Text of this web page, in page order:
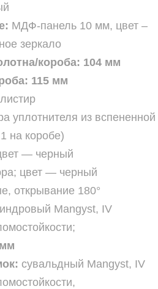
МДФ-панель 10 мм, цвет –
зеркало
короба: 104 мм
115 мм
уплотнителя из вспененной
на коробе)
— черный
цвет — черный
открывание 180°
Mangyst, IV
мм
сувальдный Mangyst, IV